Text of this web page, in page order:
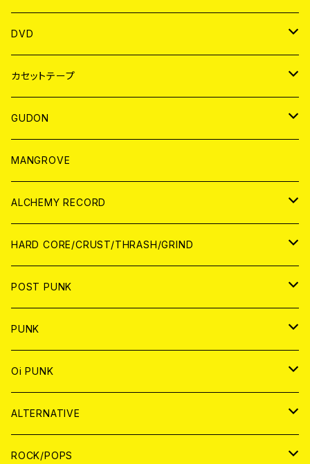
ANALOG
アパレル
BADGE
DVD
JAPAN
WORLD
カセットテープ
JAPAN
WORLD
GUDON
アパレル
PATCH
アナログ
DIGITAL CONTENTS
MANGROVE
ALCHEMY RECORD
CD
ANALOG
HARD CORE/CRUST/THRASH/GRIND
JAPAN
CD
ANALOG
WORLD
CD
ANALOG
POST PUNK
CD
JAPAN
WORLD
ANALOG
JAPAN
WORLD
PUNK
JAPAN
CD
ANALOG
WORLD
CD
Oi PUNK
JAPAN
CD
WOLRD
ALTERNATIVE
JAPAN
ROCK/POPS